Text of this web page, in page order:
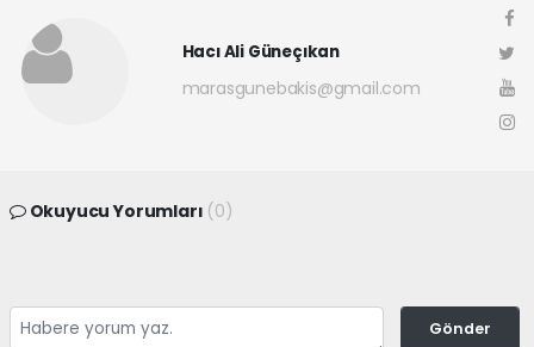
Hacı Ali Güneçıkan
marasgunebakis@gmail.com
Okuyucu Yorumları (0)
Gönder